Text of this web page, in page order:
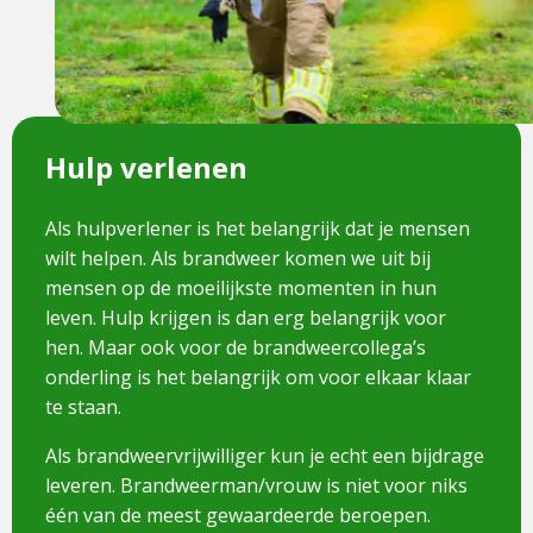
Hulp verlenen
Als hulpverlener is het belangrijk dat je mensen
wilt helpen. Als brandweer komen we uit bij
mensen op de moeilijkste momenten in hun
leven. Hulp krijgen is dan erg belangrijk voor
hen. Maar ook voor de brandweercollega’s
onderling is het belangrijk om voor elkaar klaar
te staan.
Als brandweervrijwilliger kun je echt een bijdrage
leveren. Brandweerman/vrouw is niet voor niks
één van de meest gewaardeerde beroepen.